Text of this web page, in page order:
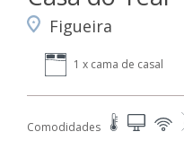
Figueira
1 x cama de casal
Comodidades